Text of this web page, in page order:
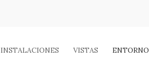
INSTALACIONES VISTAS ENTORNO